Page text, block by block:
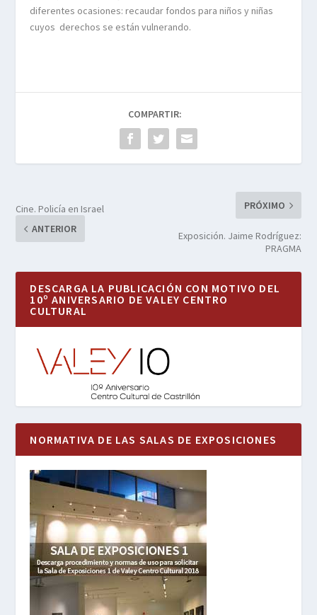
diferentes ocasiones: recaudar fondos para niños y niñas
cuyos derechos se están vulnerando.
COMPARTIR:
Cine. Policía en Israel
ANTERIOR
PRÓXIMO
Exposición. Jaime Rodríguez:
PRAGMA
DESCARGA LA PUBLICACIÓN CON MOTIVO DEL
10º ANIVERSARIO DE VALEY CENTRO
CULTURAL
NORMATIVA DE LAS SALAS DE EXPOSICIONES